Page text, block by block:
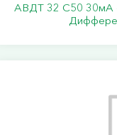
АВДТ 32 C50 30мА